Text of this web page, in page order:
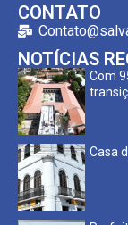
CONTATO
NOTÍCIAS
Com
Casa